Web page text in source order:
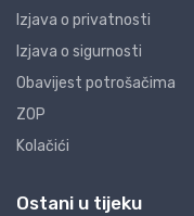
Izjava o privatnosti
Izjava o sigurnosti
Obavijest potrošačima
ZOP
Kolačići
Ostani u tijeku